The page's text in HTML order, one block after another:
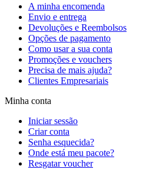
A minha encomenda
Envio e entrega
Devoluções e Reembolsos
Opções de pagamento
Como usar a sua conta
Promoções e vouchers
Precisa de mais ajuda?
Clientes Empresariais
Minha conta
Iniciar sessão
Criar conta
Senha esquecida?
Onde está meu pacote?
Resgatar voucher